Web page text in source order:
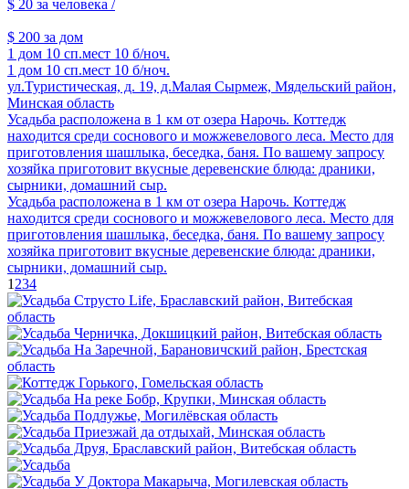
$ 20 за человека /
$ 200 за дом
1 дом 10 сп.мест 10 б/ноч.
1 дом 10 сп.мест 10 б/ноч.
ул.Туристическая, д. 19, д.Малая Сырмеж, Мядельский район,
Минская область
Усадьба расположена в 1 км от озера Нарочь. Коттедж
находится среди соснового и можжевелового леса. Место для
приготовления шашлыка, беседка, баня. По вашему запросу
хозяйка приготовит вкусные деревенские блюда: драники,
сырники, домашний сыр.
Усадьба расположена в 1 км от озера Нарочь. Коттедж
находится среди соснового и можжевелового леса. Место для
приготовления шашлыка, беседка, баня. По вашему запросу
хозяйка приготовит вкусные деревенские блюда: драники,
сырники, домашний сыр.
1 234